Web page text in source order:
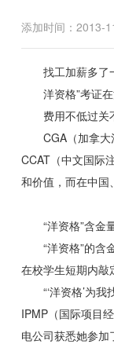
添加时间：2013-
找工加薪多了
洋资格”考证在
费用不低过关
CGA（加拿大注
CCAT（中文国际
和价值，而在中国
“洋资格”含金
“洋资格”的含金
在校学生短期内敲
“‘洋资格’为我
IPMP（国际项目
电公司获悉她参